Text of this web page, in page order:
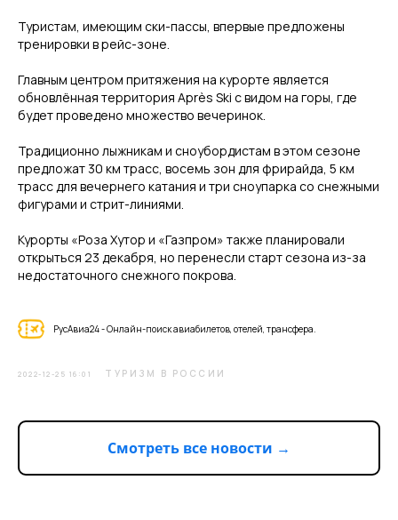
Туристам, имеющим ски-пассы, впервые предложены
тренировки в рейс-зоне.
Главным центром притяжения на курорте является
обновлённая территория Après Ski с видом на горы, где
будет проведено множество вечеринок.
Традиционно лыжникам и сноубордистам в этом сезоне
предложат 30 км трасс, восемь зон для фрирайда, 5 км
трасс для вечернего катания и три сноупарка со снежными
фигурами и стрит-линиями.
Курорты «Роза Хутор и «Газпром» также планировали
открыться 23 декабря, но перенесли старт сезона из-за
недостаточного снежного покрова.
РусАвиа24 - Онлайн-поиск авиабилетов, отелей, трансфера.
2022-12-25 16:01 ТУРИЗМ В РОССИИ
Смотреть все новости →